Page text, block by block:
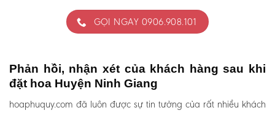
GỌI NGAY 0906.908.101
Phản hồi, nhận xét của khách hàng sau khi
đặt hoa Huyện Ninh Giang
hoaphuquy.com đã luôn được sự tin tưởng của rất nhiều khách